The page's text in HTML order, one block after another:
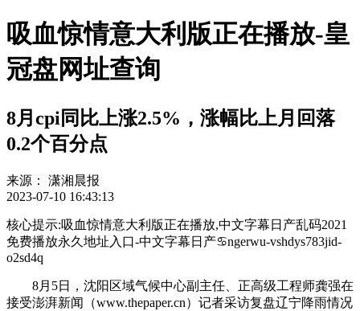
吸血惊情意大利版正在播放-皇
冠盘网址查询
8月cpi同比上涨2.5%，涨幅比上月回落
0.2个百分点
来源：
潇湘晨报
2023-07-10 16:43:13
核心提示:吸血惊情意大利版正在播放,中文字幕日产乱码2021
免费播放永久地址入口-中文字幕日产♋ngerwu-vshdys783jid-
o2sd4q
8月5日，沈阳区域气候中心副主任、正高级工程师龚强在
接受澎湃新闻（www.thepaper.cn）记者采访复盘辽宁降雨情况